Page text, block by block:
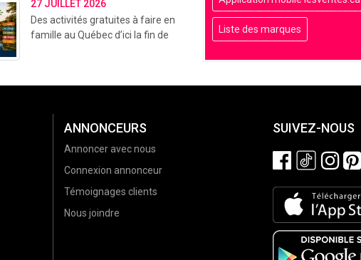
Liste des marques
27 JUILLET 2026
Des activités gratuites à faire en
famille au Québec d’ici la fin de
ANNONCEURS
Annoncer avec nous
Connexion annonceur
Témoignages clients
Nous joindre
SUIVEZ-NOUS